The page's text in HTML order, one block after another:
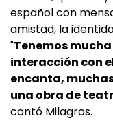
español con
amistad, la
"Tenemos
interacción con
encanta,
una obra de
contó Milagros.